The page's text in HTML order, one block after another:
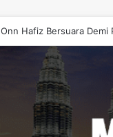
Onn Hafiz Bersuara Demi